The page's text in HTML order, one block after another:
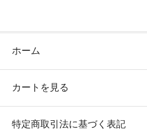
ホーム
カートを見る
特定商取引法に基づく表記